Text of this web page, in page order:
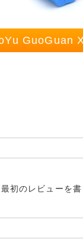
GuoGuan
初のレビューを